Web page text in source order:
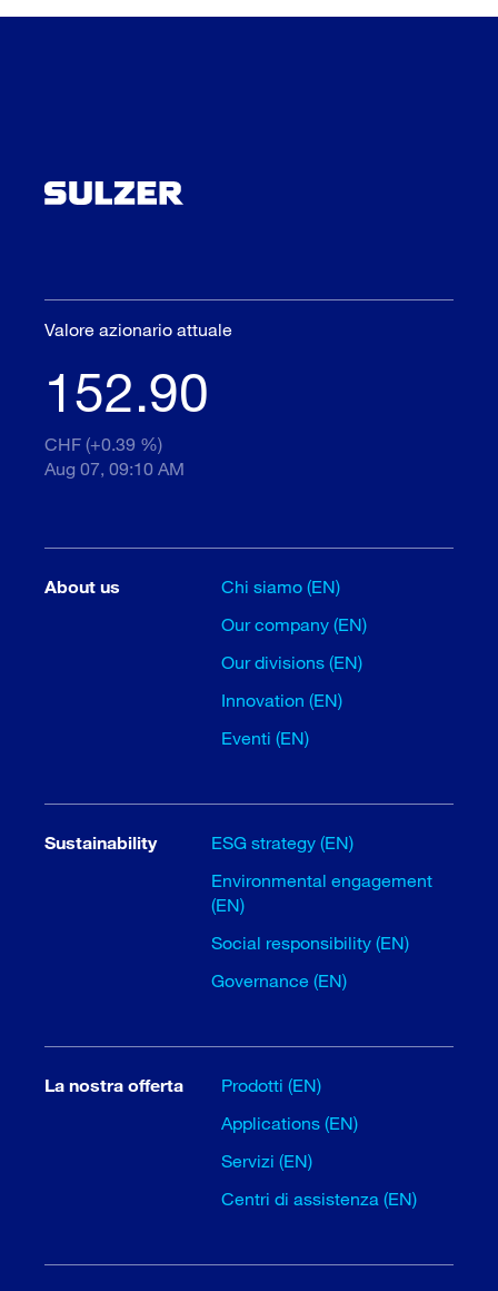
Valore azionario attuale
152.90
CHF (+0.39 %)
Aug 07, 09:10 AM
About us
Chi siamo (EN)
Our company (EN)
Our divisions (EN)
Innovation (EN)
Eventi (EN)
Sustainability
ESG strategy (EN)
Environmental engagement
(EN)
Social responsibility (EN)
Governance (EN)
La nostra offerta
Prodotti (EN)
Applications (EN)
Servizi (EN)
Centri di assistenza (EN)